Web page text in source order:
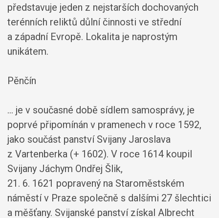
představuje jeden z nejstarších dochovaných
terénních reliktů důlní činnosti ve střední
a západní Evropě. Lokalita je naprostým
unikátem.
Pěnčín
... je v současné době sídlem samosprávy, je
poprvé připomínán v pramenech v roce 1592,
jako součást panství Svijany Jaroslava
z Vartenberka (+ 1602). V roce 1614 koupil
Svijany Jáchym Ondřej Šlik,
21. 6. 1621 popravený na Staroměstském
náměstí v Praze společně s dalšími 27 šlechtici
a měšťany. Svijanské panství získal Albrecht